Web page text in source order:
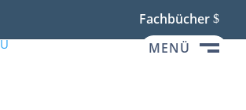
Fachbücher
MENÜ